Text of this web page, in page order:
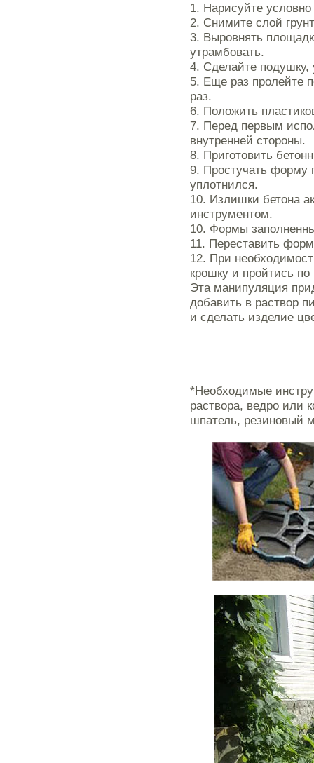
1. Нарисуйте
2. Снимите слой
3. Выровнять
утрамбовать.
4. Сделайте подушку,
5. Еще раз пролейте
раз.
6. Положить
7. Перед первым
внутренней стороны.
8. Приготовить
9. Простучать форму
уплотнился.
10. Излишки бетона
инструментом.
10. Формы
11. Переставить
12. При
крошку и пройтись
Эта манипуляция
добавить в раствор
и сделать изделие
*Необходимые
раствора, ведро или
шпатель, резиновый